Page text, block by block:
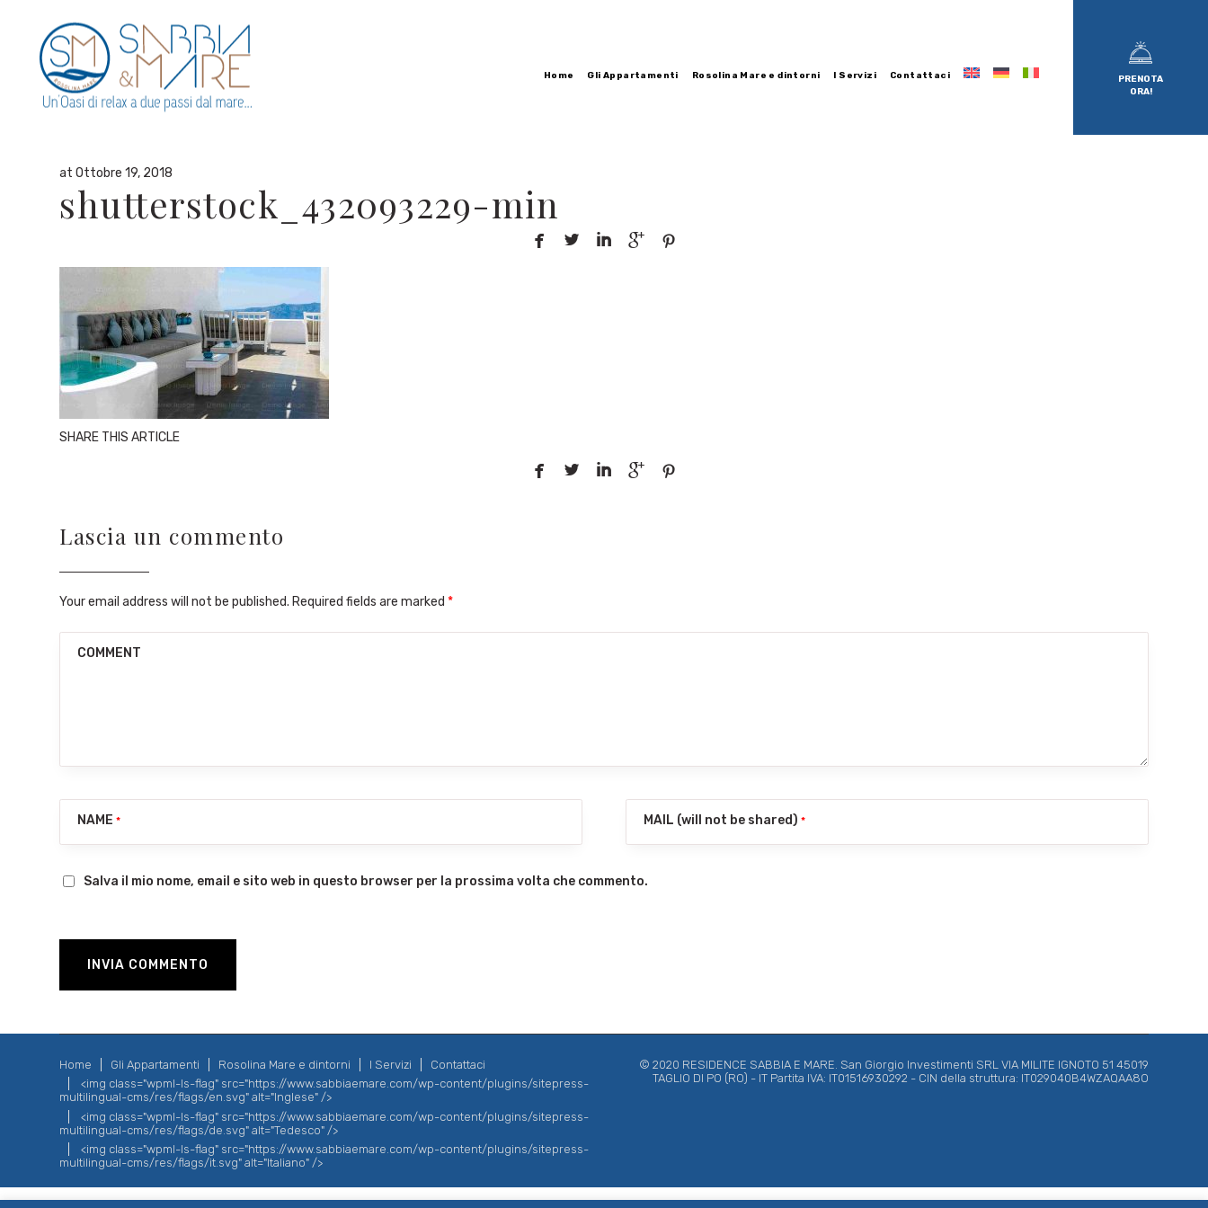
Home Gli Appartamenti Rosolina Mare e dintorni I Servizi Contattaci
PRENOTA
ORA!
By
admin
in
at Ottobre 19, 2018
shutterstock_432093229-min
    
SHARE THIS ARTICLE
    
Lascia un commento
Your email address will not be published. Required fields are marked *
COMMENT
NAME * MAIL (will not be shared)*
Salva il mio nome, email e sito web in questo browser per la prossima volta che commento.
Home Gli Appartamenti Rosolina Mare e dintorni I Servizi
Contattaci
<img class="wpml-ls-flag" src="https://www.sabbiaemare.com/wp-content/plugins/sitepress-
multilingual-cms/res/flags/en.svg" alt="Inglese" />
<img class="wpml-ls-flag" src="https://www.sabbiaemare.com/wp-content/plugins/sitepress-
multilingual-cms/res/flags/de.svg" alt="Tedesco" />
<img class="wpml-ls-flag" src="https://www.sabbiaemare.com/wp-content/plugins/sitepress-
multilingual-cms/res/flags/it.svg" alt="Italiano" />
© 2020 RESIDENCE SABBIA E MARE. San Giorgio Investimenti SRL VIA MILITE IGNOTO 51 45019
TAGLIO DI PO (RO) - IT Partita IVA: IT01516930292 - CIN della struttura: IT029040B4WZAQAA8O